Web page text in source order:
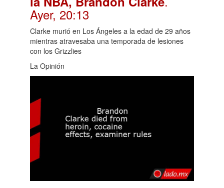
Ayer, 20:13
Clarke murió en Los Ángeles a la edad de 29 años
mientras atravesaba una temporada de lesiones
con los Grizzlies
La Opinión